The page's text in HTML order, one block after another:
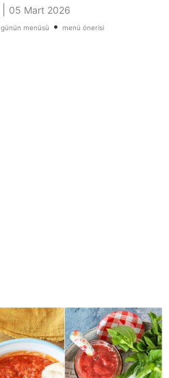
05 Mart 2026
günün menüsü • menü önerisi